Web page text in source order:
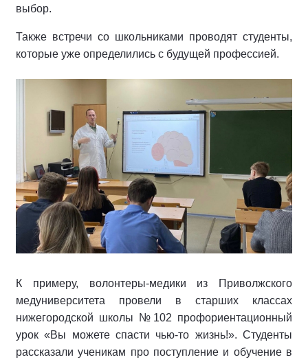
выбор.
Также встречи со школьниками проводят студенты,
которые уже определились с будущей профессией.
К примеру, волонтеры-медики из Приволжского
медуниверситета провели в старших классах
нижегородской школы №102 профориентационный
урок «Вы можете спасти чью-то жизнь!». Студенты
рассказали ученикам про поступление и обучение в